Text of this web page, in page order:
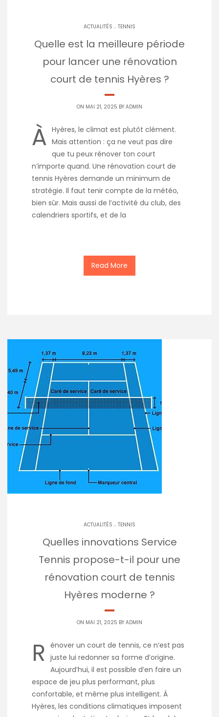
ACTUALITÉS . TENNIS
Quelle est la meilleure période
pour lancer une rénovation
court de tennis Hyères ?
ON MAI 21, 2025 BY ADMIN
À Hyères, le climat est plutôt clément.
Mais attention : ça ne veut pas dire
que tu peux rénover ton court
n’importe quand. Une rénovation court de
tennis Hyères demande un minimum de
stratégie. Il faut tenir compte de la météo,
bien sûr. Mais aussi de l’activité du club, des
calendriers sportifs, et de la
Read More
ACTUALITÉS . TENNIS
Quelles innovations Service
Tennis propose-t-il pour une
rénovation court de tennis
Hyères moderne ?
ON MAI 21, 2025 BY ADMIN
R énover un court de tennis, ce n’est pas
juste lui redonner sa forme d’origine.
Aujourd’hui, il est possible d’en faire un
espace de jeu plus performant, plus
confortable, et même plus intelligent. À
Hyères, les conditions climatiques imposent